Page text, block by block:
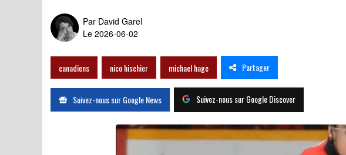
Par David Garel
Le 2026-06-02
canadiens nico hischier michael hage Partager
Suivez-nous sur Google News Suivez-nous sur Google Discover